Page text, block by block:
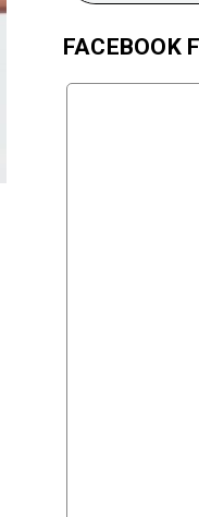
FACEBOOK